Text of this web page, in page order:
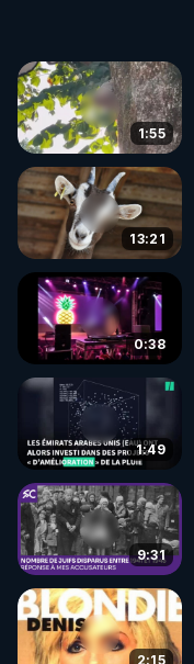
1:55
13:21
0:38
1:49
9:31
2:15